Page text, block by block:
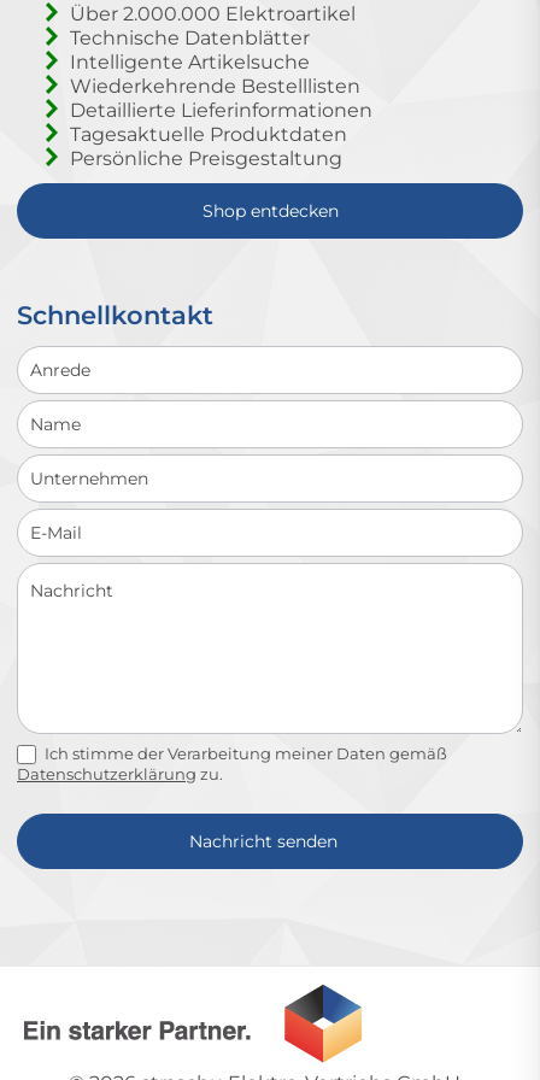
Über 2.000.000 Elektroartikel
Technische Datenblätter
Intelligente Artikelsuche
Wiederkehrende Bestelllisten
Detaillierte Lieferinformationen
Tagesaktuelle Produktdaten
Persönliche Preisgestaltung
Shop entdecken
Schnellkontakt
Schnellkontakt
Ich stimme der Verarbeitung meiner Daten gemäß
Datenschutzerklärung zu.
Nachricht senden